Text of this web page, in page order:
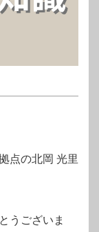
点の北岡 光里
うございま